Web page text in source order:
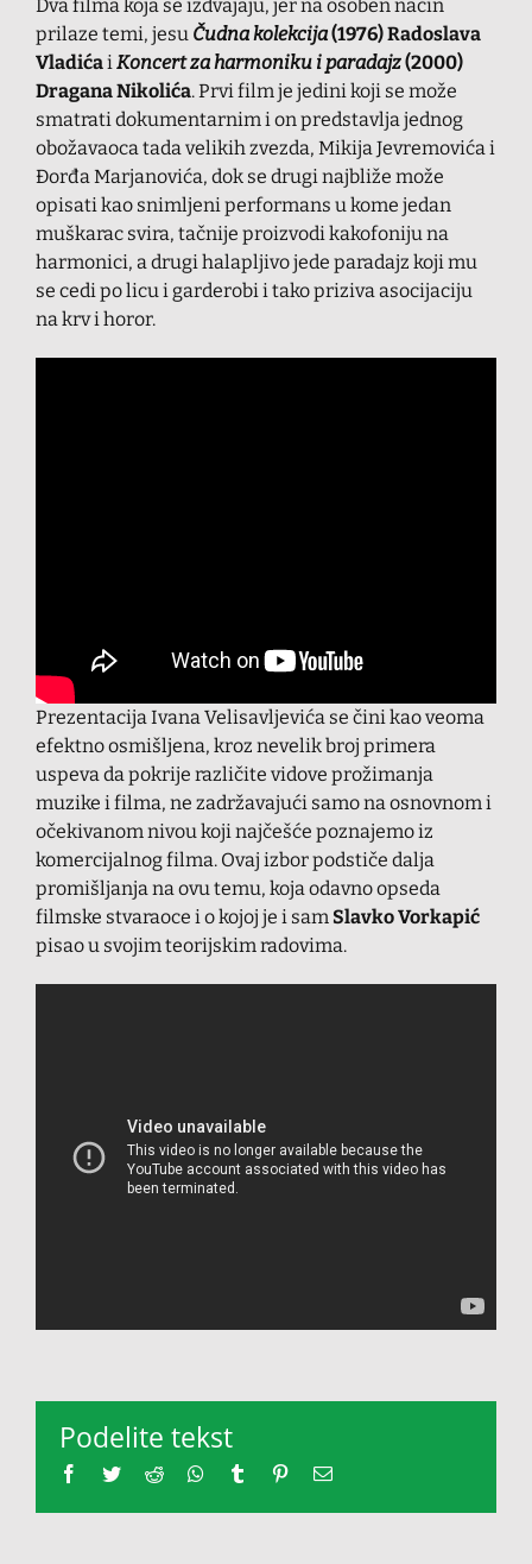
Dva filma koja se izdvajaju, jer na osoben način
prilaze temi, jesu Čudna kolekcija(1976) Radoslava
Vladićai Koncert za harmoniku i paradajz(2000)
Dragana Nikolića. Prvi film je jedini koji se može
smatrati dokumentarnim i on predstavlja jednog
obožavaoca tada velikih zvezda, Mikija Jevremovića i
Đorđa Marjanovića, dok se drugi najbliže može
opisati kao snimljeni performans u kome jedan
muškarac svira, tačnije proizvodi kakofoniju na
harmonici, a drugi halapljivo jede paradajz koji mu
se cedi po licu i garderobi i tako priziva asocijaciju
na krv i horor.
Prezentacija Ivana Velisavljevića se čini kao veoma
efektno osmišljena, kroz nevelik broj primera
uspeva da pokrije različite vidove prožimanja
muzike i filma, ne zadržavajući samo na osnovnom i
očekivanom nivou koji najčešće poznajemo iz
komercijalnog filma. Ovaj izbor podstiče dalja
promišljanja na ovu temu, koja odavno opseda
filmske stvaraoce i o kojoj je i sam Slavko Vorkapić
pisao u svojim teorijskim radovima.
Podelite tekst
Facebook
TwitterReddit Whatsapp
Tumblr PinterestEmail